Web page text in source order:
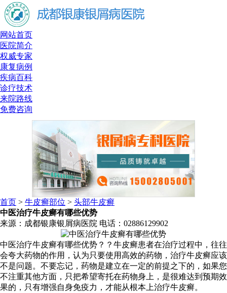
网站首页
医院简介
权威专家
康复病例
疾病百科
诊疗技术
来院路线
免费咨询
首页 > 牛皮癣部位 > 头部牛皮癣
中医治疗牛皮癣有哪些优势
来源：成都银康银屑病医院 电话：02886129902
中医治疗牛皮癣有哪些优势？？牛皮癣患者在治疗过程中，往往
会夸大药物的作用，认为只要使用高效的药物，治疗牛皮癣应该
不是问题。不要忘记，药物是建立在一定的前提之下的，如果您
不注重其他方面，只把希望寄托在药物身上，是很难达到预期效
果的，只有增强自身免疫力，才能从根本上治疗牛皮癣。